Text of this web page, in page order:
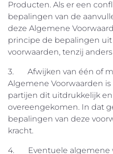
Producten. Als er een
bepalingen van de
deze Algemene
principe de bepalingen
voorwaarden, tenzij
3. Afwijken van één of
Algemene Voorwaarden
partijen dit uitdrukkelijk
overeengekomen. In dat
bepalingen van deze
kracht.
4. Eventuele algemene